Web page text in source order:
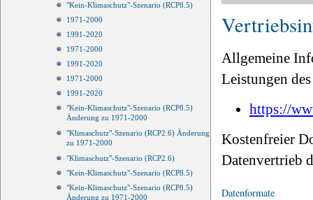
"Kein-Klimaschutz"-Szenario (RCP8.5)
1971-2000
1991-2020
1971-2000
1991-2020
1971-2000
1991-2020
"Kein-Klimaschutz"-Szenario (RCP8.5)
Änderung zu 1971-2000
"Klimaschutz"-Szenario (RCP2.6) Änderung
zu 1971-2000
"Klimaschutz"-Szenario (RCP2.6)
"Kein-Klimaschutz"-Szenario (RCP8.5)
"Kein-Klimaschutz"-Szenario (RCP8.5)
Allgemeine
Leistungen
https://
Kostenfreier
Datenvertrieb
Datenformate